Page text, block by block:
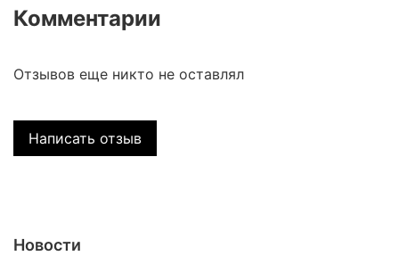
Комментарии
Отзывов еще никто не оставлял
Написать отзыв
Новости